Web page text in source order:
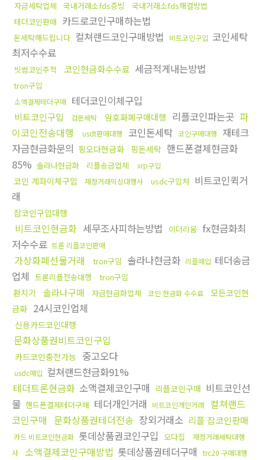
자금세탁업체 국내거래소fds증빙
국내거래소fds해결방법
테더코인판매 카드로코인구매하는법
돈세탁해드립니다 컬쳐랜드코인구매방법 비트코인구입 코인세탁
최저수수료
빗썸코인추적 코인현금화수수료 세금적게내는방법
tron구입
소액결제테더구매 테더코인이체구입
비트코인구입 검돈세탁 암호화폐구매대행 리플코인파는곳 파
이코인전송대행
usdt판매대행 코인돈세탁 코인구매대행
재테크
자금현금화문의 핑오다현금화 핑돈세탁 핸드폰결제현금화
85% 솔라나현금화 리플송금업체 xrp구입
코인 계좌이체구입 재정거래믹싱대행사 usdc구입처 비트코인퀵거
래
잡코인구입대행
비트코인현금화 세무조사피하는방법 이더리움 fx현금화최
저수수료 트론 리플코인판매
가상화폐선물거래 tron구입 솔라나현금화 리플매입 테더송금
업체 트론리플전송대행 tron구입
환치기 솔라나구매 자금현금화업체 코인 현금화 수수료
모든코인현
금화 24시코인업체
신용카드코인대행
문화상품권비트코인구입
카드코인충전가능 중고오다
usdc매입 컬쳐랜드현금화91%
테더트론현금화 소액결제코인구매 리플코인구매 비트코인선
물 핸드폰결제테더구매 테더개인거래 비트코인개인거래
컬쳐랜드
코인구매 문화상품권테더전송 장외거래소 리플 잡코인판매
카드 비트코인현금화 롯데상품권코인구입 오다집
재정거래세탁대행
사
소액결제코인구매방법 롯데상품권테더구매 trc20 구매대행